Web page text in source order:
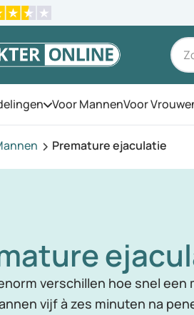
Open het menu
Voor MannenVoor
Premature ejaculatie
verschillen hoe snel een
vijf à zes minuten na